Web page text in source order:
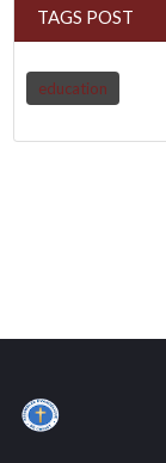
TAGS POST
education